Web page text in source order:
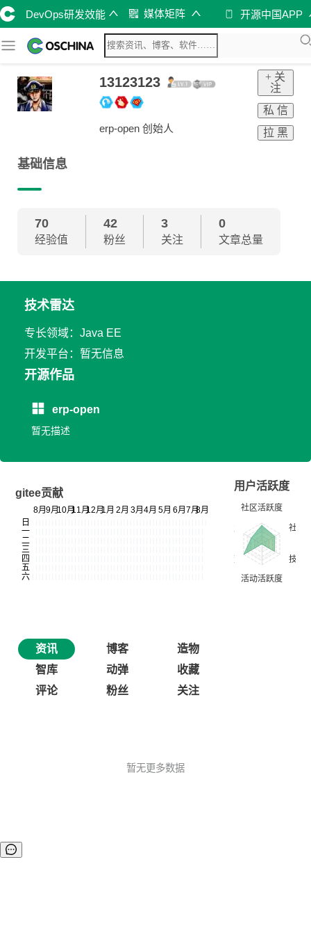
DevOps研发效能 媒体矩阵 开源中国APP
13123123
erp-open 创始人
+ 关
注
私 信
拉 黑
基础信息
70
经验值
42
粉丝
3
关注
0
文章总量
技术雷达
专长领域：Java EE
开发平台：暂无信息
开源作品
erp-open
暂无描述
gitee贡献
用户活跃度
资讯 博客
造物
智库
动弹
收藏
评论
粉丝 关注
暂无更多数据